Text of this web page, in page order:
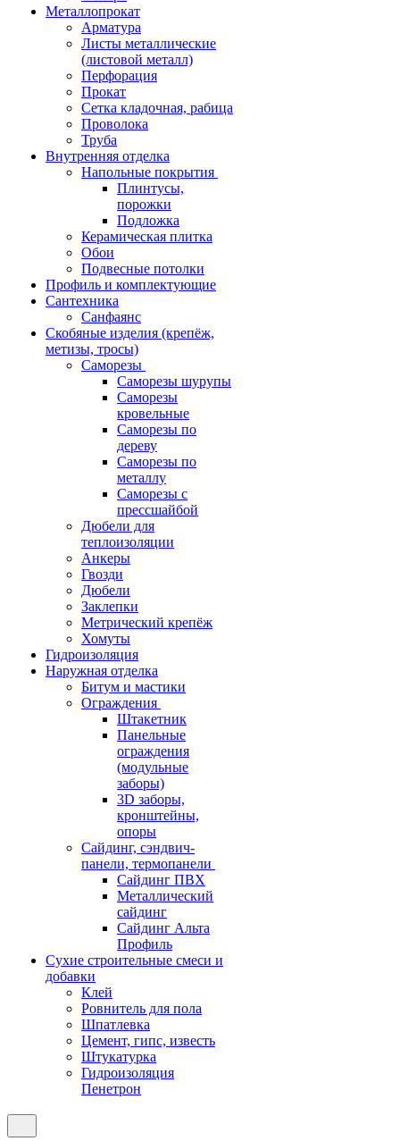
Металлопрокат
Арматура
Листы металлические
(листовой металл)
Перфорация
Прокат
Сетка кладочная, рабица
Проволока
Труба
Внутренняя отделка
Напольные покрытия
Плинтусы,
порожки
Подложка
Керамическая плитка
Обои
Подвесные потолки
Профиль и комплектующие
Сантехника
Санфаянс
Скобяные изделия (крепёж,
метизы, тросы)
Саморезы
Саморезы шурупы
Саморезы
кровельные
Саморезы по
дереву
Саморезы по
металлу
Саморезы с
прессшайбой
Дюбели для
теплоизоляции
Анкеры
Гвозди
Дюбели
Заклепки
Метрический крепёж
Хомуты
Гидроизоляция
Наружная отделка
Битум и мастики
Ограждения
Штакетник
Панельные
ограждения
(модульные
заборы)
3D заборы,
кронштейны,
опоры
Cайдинг, сэндвич-
панели, термопанели
Сайдинг ПВХ
Металлический
сайдинг
Сайдинг Альта
Профиль
Сухие строительные смеси и
добавки
Клей
Ровнитель для пола
Шпатлевка
Цемент, гипс, известь
Штукатурка
Гидроизоляция
Пенетрон